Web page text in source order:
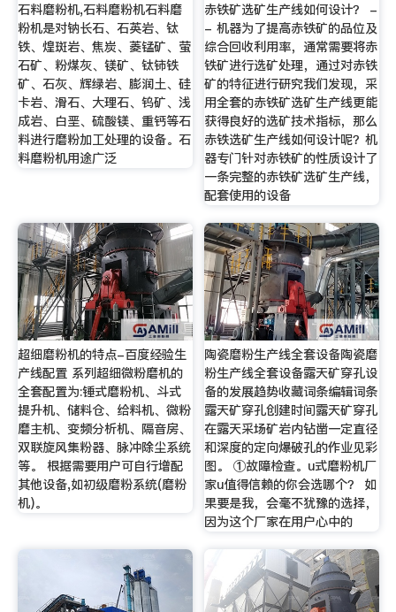
石料磨粉机,石料磨粉机石料磨
粉机是对钠长石、石英岩、钛
铁、煌斑岩、焦炭、菱锰矿、萤
石矿、粉煤灰、镁矿、钛铈铁
矿、石灰、辉绿岩、膨润土、硅
卡岩、滑石、大理石、钨矿、浅
成岩、白垩、硫酸镁、重钙等石
料进行磨粉加工处理的设备。石
料磨粉机用途广泛
赤铁矿选矿生产线如何设计？ -
- 机器为了提高赤铁矿的品位及
综合回收利用率，通常需要将赤
铁矿进行选矿处理，通过对赤铁
矿的特征进行研究我们发现，采
用全套的赤铁矿选矿生产线更能
获得良好的选矿技术指标，那么
赤铁选矿生产线如何设计呢？机
器专门针对赤铁矿的性质设计了
一条完整的赤铁矿选矿生产线，
配套使用的设备
超细磨粉机的特点-百度经验生
产线配置 系列超细微粉磨机的
全套配置为:锤式磨粉机、斗式
提升机、储料仓、给料机、微粉
磨主机、变频分析机、隔音房、
双联旋风集粉器、脉冲除尘系统
等。 根据需要用户可自行增配
其他设备,如初级磨粉系统(磨粉
机)。
陶瓷磨粉生产线全套设备陶瓷磨
粉生产线全套设备露天矿穿孔设
备的发展趋势收藏词条编辑词条
露天矿穿孔创建时间露天矿穿孔
在露天采场矿岩内钻凿一定直径
和深度的定向爆破孔的作业见彩
图。 ①故障检查。u式磨粉机厂
家u值得信赖的你会选哪个？ 如
果要是我，会毫不犹豫的选择，
因为这个厂家在用户心中的